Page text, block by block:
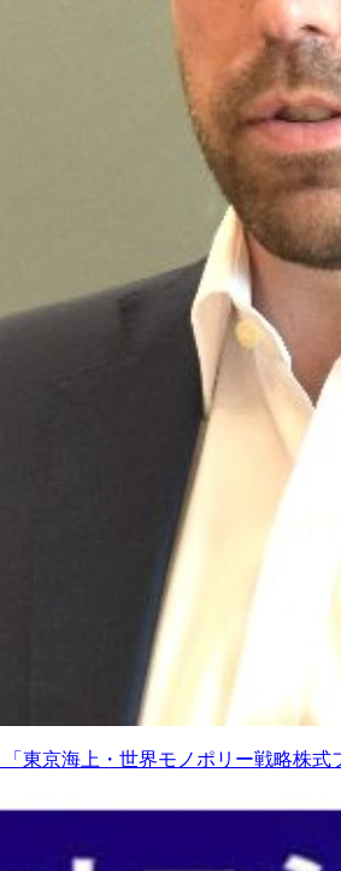
東京海上・世界モノポリー戦略株